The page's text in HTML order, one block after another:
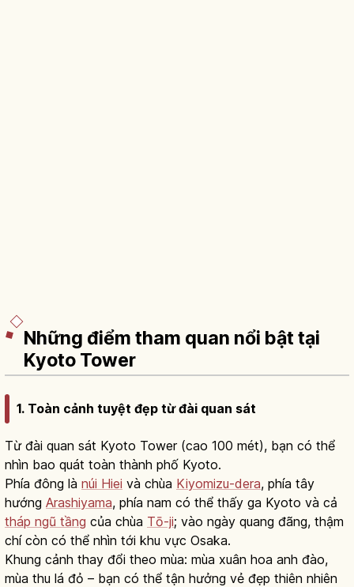
Những điểm tham quan nổi bật tại
Kyoto Tower
1. Toàn cảnh tuyệt đẹp từ đài quan sát
Từ đài quan sát Kyoto Tower (cao 100 mét), bạn có thể
nhìn bao quát toàn thành phố Kyoto.
Phía đông là núi Hiei và chùa Kiyomizu-dera, phía tây
hướng Arashiyama, phía nam có thể thấy ga Kyoto và cả
tháp ngũ tầng của chùa Tō-ji; vào ngày quang đãng, thậm
chí còn có thể nhìn tới khu vực Osaka.
Khung cảnh thay đổi theo mùa: mùa xuân hoa anh đào,
mùa thu lá đỏ – bạn có thể tận hưởng vẻ đẹp thiên nhiên